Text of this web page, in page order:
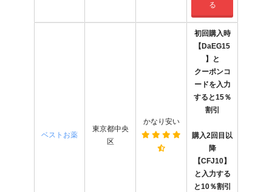
る
ベストお薬
東京都中央
区
かなり安い
初回購入時
【DaEG15
】と
クーポンコ
ードを入力
すると15％
割引
購入2回目以
降
【CFJ10】
と入力する
と10％割引